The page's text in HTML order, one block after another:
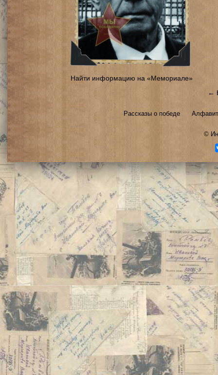
Найти информацию на «Мемориале»
←
Рассказы о победе
©